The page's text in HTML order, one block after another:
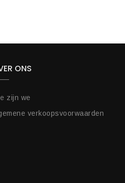
ONS
zijn we
verkoopsvoorwaarden